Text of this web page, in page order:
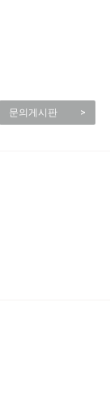
문의게시판 >